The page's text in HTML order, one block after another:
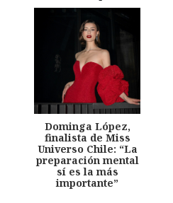
Dominga López,
finalista de Miss
Universo Chile: “La
preparación mental
sí es la más
importante”